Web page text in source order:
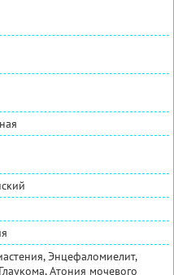
Энцефаломиелит,
Атония мочевого